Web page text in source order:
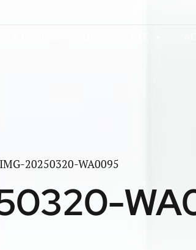
IMG-20250320-WA0095